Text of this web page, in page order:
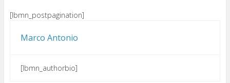
[lbmn_postpagination]
Marco Antonio
[lbmn_authorbio]